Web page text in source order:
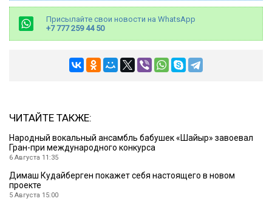
Присылайте свои новости на WhatsApp
+7 777 259 44 50
ЧИТАЙТЕ ТАКЖЕ:
Народный вокальный ансамбль бабушек «Шайыр» завоевал
Гран-при международного конкурса
6 Августа 11:35
Димаш Кудайберген покажет себя настоящего в новом
проекте
5 Августа 15:00